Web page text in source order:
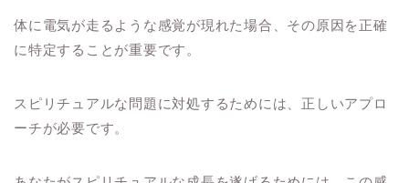
体に電気が走るような感覚が現れた場合、その原因を正確
に特定することが重要です。
スピリチュアルな問題に対処するためには、正しいアプロ
ーチが必要です。